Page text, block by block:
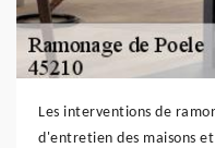
Les interventions de
d'entretien des maisons